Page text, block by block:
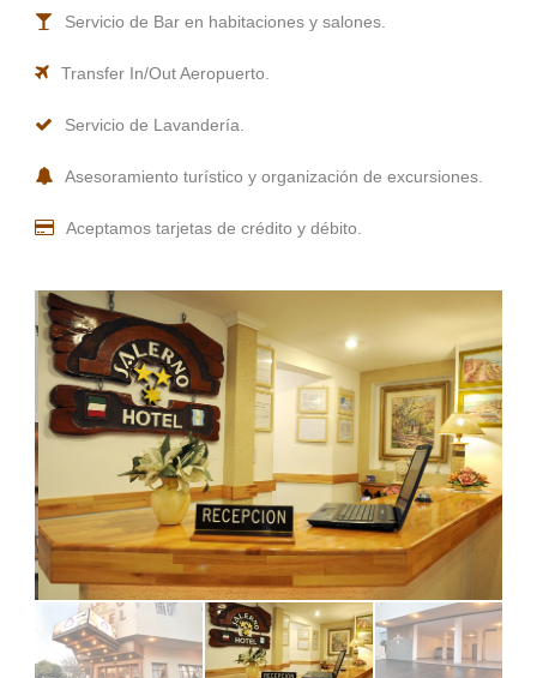
Servicio de Bar en habitaciones y salones.
Transfer In/Out Aeropuerto.
Servicio de Lavandería.
Asesoramiento turístico y organización de excursiones.
Aceptamos tarjetas de crédito y débito.